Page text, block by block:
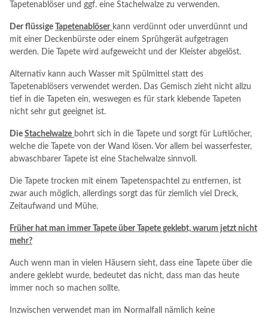
Tapetenablöser und ggf. eine Stachelwalze zu verwenden.
Der flüssige Tapetenablöser kann verdünnt oder unverdünnt und
mit einer Deckenbürste oder einem Sprühgerät aufgetragen
werden. Die Tapete wird aufgeweicht und der Kleister abgelöst.
Alternativ kann auch Wasser mit Spülmittel statt des
Tapetenablösers verwendet werden. Das Gemisch zieht nicht allzu
tief in die Tapeten ein, weswegen es für stark klebende Tapeten
nicht sehr gut geeignet ist.
Die Stachelwalze bohrt sich in die Tapete und sorgt für Luftlöcher,
welche die Tapete von der Wand lösen. Vor allem bei wasserfester,
abwaschbarer Tapete ist eine Stachelwalze sinnvoll.
Die Tapete trocken mit einem Tapetenspachtel zu entfernen, ist
zwar auch möglich, allerdings sorgt das für ziemlich viel Dreck,
Zeitaufwand und Mühe.
Früher hat man immer Tapete über Tapete geklebt, warum jetzt nicht
mehr?
Auch wenn man in vielen Häusern sieht, dass eine Tapete über die
andere geklebt wurde, bedeutet das nicht, dass man das heute
immer noch so machen sollte.
Inzwischen verwendet man im Normalfall nämlich keine